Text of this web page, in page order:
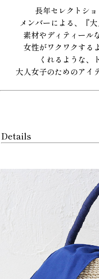
長年セレクトシ
メンバーによる、『
素材やディティール
女性がワクワクする
くれるような、
大人女子のためのアイ
Details